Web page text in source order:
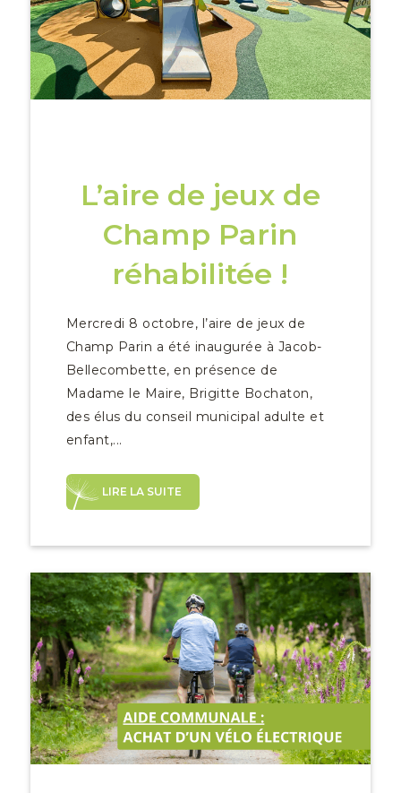
L’aire de jeux de
Champ Parin
réhabilitée !
Mercredi 8 octobre, l’aire de jeux de
Champ Parin a été inaugurée à Jacob-
Bellecombette, en présence de
Madame le Maire, Brigitte Bochaton,
des élus du conseil municipal adulte et
enfant,...
LIRE LA SUITE